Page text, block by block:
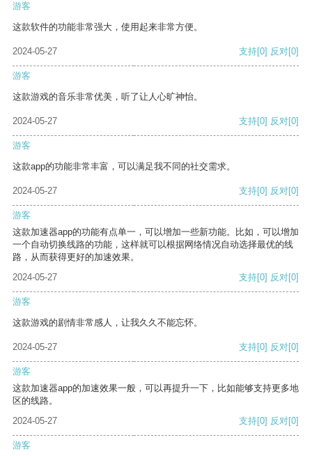
游客
这款软件的功能非常强大，使用起来非常方便。
2024-05-27 支持[0] 反对[0]
游客
这款游戏的音乐非常优美，听了让人心旷神怡。
2024-05-27 支持[0] 反对[0]
游客
这款app的功能非常丰富，可以满足我不同的社交需求。
2024-05-27 支持[0] 反对[0]
游客
这款加速器app的功能有点单一，可以增加一些新功能。比如，可以增加
一个自动切换线路的功能，这样就可以根据网络情况自动选择最优的线
路，从而获得更好的加速效果。
2024-05-27
支持[0] 反对[0]
游客
这款游戏的剧情非常感人，让我久久不能忘怀。
2024-05-27 支持[0] 反对[0]
游客
这款加速器app的加速效果一般，可以再提升一下，比如能够支持更多地
区的线路。
2024-05-27
支持[0] 反对[0]
游客